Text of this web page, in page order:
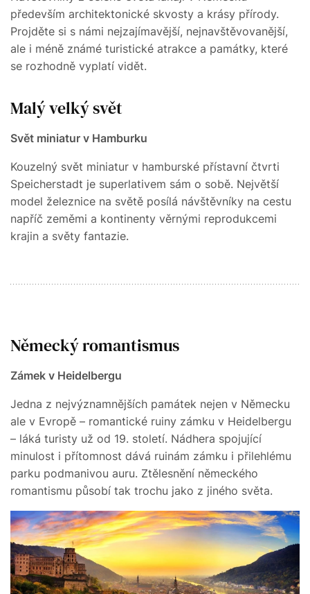
především architektonické skvosty a krásy přírody.
Projděte si s námi nejzajímavější, nejnavštěvovanější,
ale i méně známé turistické atrakce a památky, které
se rozhodně vyplatí vidět.
Malý velký svět
Svět miniatur v Hamburku
Kouzelný svět miniatur v hamburské přístavní čtvrti
Speicherstadt je superlativem sám o sobě. Největší
model železnice na světě posílá návštěvníky na cestu
napříč zeměmi a kontinenty věrnými reprodukcemi
krajin a světy fantazie.
Německý romantismus
Zámek v Heidelbergu
Jedna z nejvýznamnějších památek nejen v Německu
ale v Evropě – romantické ruiny zámku v Heidelbergu
– láká turisty už od 19. století. Nádhera spojující
minulost i přítomnost dává ruinám zámku i přilehlému
parku podmanivou auru. Ztělesnění německého
romantismu působí tak trochu jako z jiného světa.